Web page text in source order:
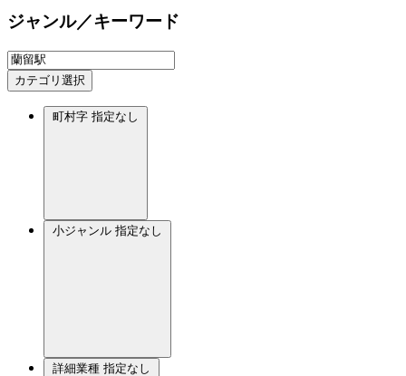
ジャンル／キーワード
カテゴリ選択
町村字 指定なし
小ジャンル 指定なし
詳細業種 指定なし